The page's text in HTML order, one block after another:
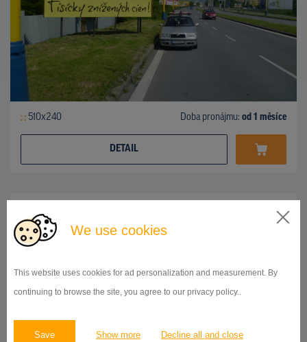
We use cookies
This website uses cookies for ad personalization and measurement. By
continuing to browse the site, you agree to our privacy policy..
Save Show more Decline all and close
510x240 Doba pronájmu: od 1 měsíce
DETAIL
ul.Košická, Prešov ID 42738